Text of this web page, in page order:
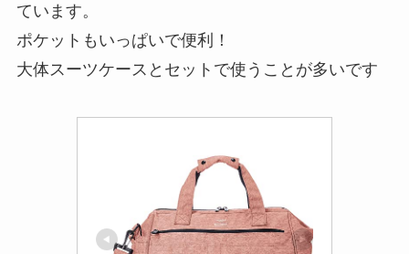
ています。
ポケットもいっぱいで便利！
大体スーツケースとセットで使うことが多いです